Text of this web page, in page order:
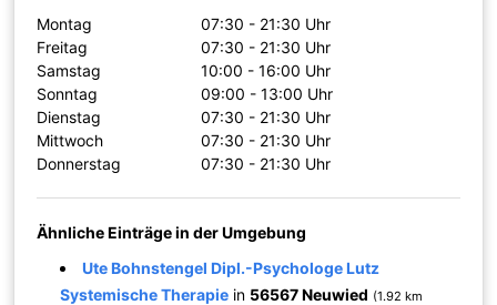
Montag
07:30 - 21:30 Uhr
Freitag
07:30 - 21:30 Uhr
Samstag
10:00 - 16:00 Uhr
Sonntag
09:00 - 13:00 Uhr
Dienstag
07:30 - 21:30 Uhr
Mittwoch
07:30 - 21:30 Uhr
Donnerstag
07:30 - 21:30 Uhr
Ähnliche Einträge in der Umgebung
Ute Bohnstengel Dipl.-Psychologe Lutz
Systemische Therapie in 56567 Neuwied (1.92 km